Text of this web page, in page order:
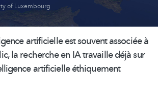
of Luxembourg
artificielle est souvent associée à
la recherche en IA travaille déjà sur
artificielle éthiquement